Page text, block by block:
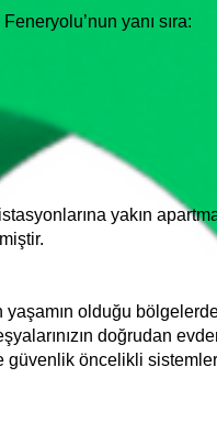
yanı sıra:
yakın
olduğu
doğrudan
güvenlik öncelikli